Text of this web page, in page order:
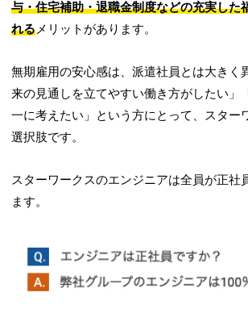
与・住宅補助・退職金制度などの充実した
れるメリットがあります。
無期雇用の安心感は、派遣社員とは大きく
来の見通しを立てやすい働き方がしたい」
一に考えたい」という方にとって、スター
選択肢です。
スターワークスのエンジニアは全員が正社
ます。